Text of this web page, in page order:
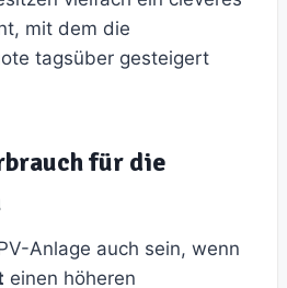
mit dem die
tagsüber gesteigert
für die
Anlage auch sein, wenn
einen höheren